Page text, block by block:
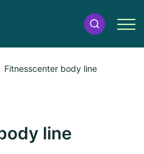
Fitnesscenter body line
line